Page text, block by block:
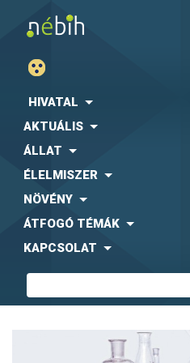
HIVATAL
AKTUÁLIS
ÁLLAT
ÉLELMISZER
NÖVÉNY
ÁTFOGÓ TÉMÁK
KAPCSOLAT